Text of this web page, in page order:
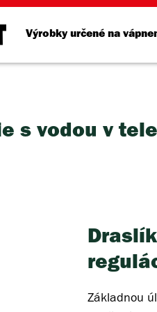
Výrobky určené na
s vodou v
Základnou